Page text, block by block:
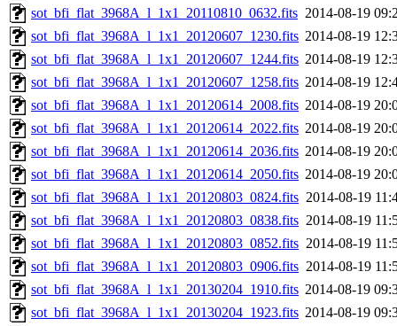
sot_bfi_flat_3968A_l_1x1_20110810_0632.fits 2014-08-19
sot_bfi_flat_3968A_l_1x1_20120607_1230.fits 2014-08-19
sot_bfi_flat_3968A_l_1x1_20120607_1244.fits 2014-08-19
sot_bfi_flat_3968A_l_1x1_20120607_1258.fits 2014-08-19
sot_bfi_flat_3968A_l_1x1_20120614_2008.fits 2014-08-19
sot_bfi_flat_3968A_l_1x1_20120614_2022.fits 2014-08-19
sot_bfi_flat_3968A_l_1x1_20120614_2036.fits 2014-08-19
sot_bfi_flat_3968A_l_1x1_20120614_2050.fits 2014-08-19
sot_bfi_flat_3968A_l_1x1_20120803_0824.fits 2014-08-19
sot_bfi_flat_3968A_l_1x1_20120803_0838.fits 2014-08-19
sot_bfi_flat_3968A_l_1x1_20120803_0852.fits 2014-08-19
sot_bfi_flat_3968A_l_1x1_20120803_0906.fits 2014-08-19
sot_bfi_flat_3968A_l_1x1_20130204_1910.fits 2014-08-19
sot_bfi_flat_3968A_l_1x1_20130204_1923.fits 2014-08-19